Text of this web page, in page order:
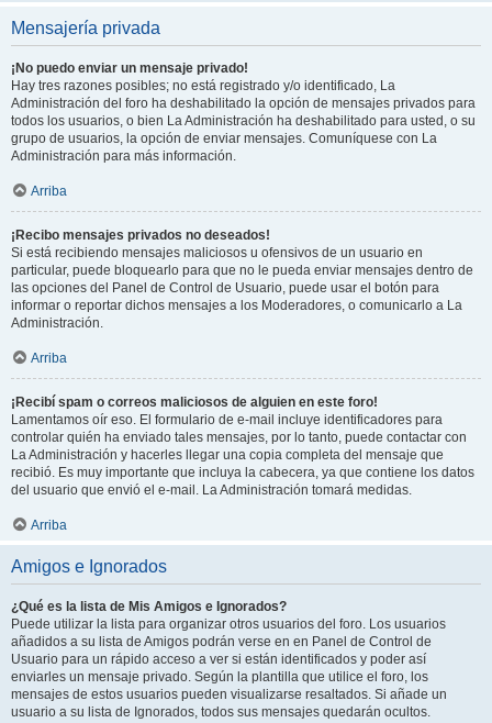
Mensajería privada
¡No puedo enviar un mensaje privado!
Hay tres razones posibles; no está registrado y/o identificado, La
Administración del foro ha deshabilitado la opción de mensajes privados para
todos los usuarios, o bien La Administración ha deshabilitado para usted, o su
grupo de usuarios, la opción de enviar mensajes. Comuníquese con La
Administración para más información.
Arriba
¡Recibo mensajes privados no deseados!
Si está recibiendo mensajes maliciosos u ofensivos de un usuario en
particular, puede bloquearlo para que no le pueda enviar mensajes dentro de
las opciones del Panel de Control de Usuario, puede usar el botón para
informar o reportar dichos mensajes a los Moderadores, o comunicarlo a La
Administración.
Arriba
¡Recibí spam o correos maliciosos de alguien en este foro!
Lamentamos oír eso. El formulario de e-mail incluye identificadores para
controlar quién ha enviado tales mensajes, por lo tanto, puede contactar con
La Administración y hacerles llegar una copia completa del mensaje que
recibió. Es muy importante que incluya la cabecera, ya que contiene los datos
del usuario que envió el e-mail. La Administración tomará medidas.
Arriba
Amigos e Ignorados
¿Qué es la lista de Mis Amigos e Ignorados?
Puede utilizar la lista para organizar otros usuarios del foro. Los usuarios
añadidos a su lista de Amigos podrán verse en en Panel de Control de
Usuario para un rápido acceso a ver si están identificados y poder así
enviarles un mensaje privado. Según la plantilla que utilice el foro, los
mensajes de estos usuarios pueden visualizarse resaltados. Si añade un
usuario a su lista de Ignorados, todos sus mensajes quedarán ocultos.